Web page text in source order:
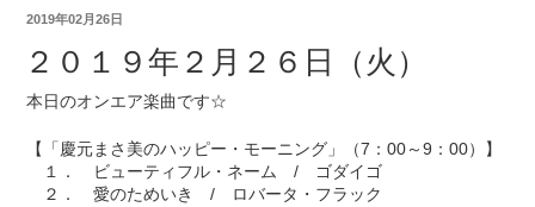
2019年02月26日
２０１９年２月２６日（火）
本日のオンエア楽曲です☆
【「慶元まさ美のハッピー・モーニング」（7：00～9：00）】
１． ビューティフル・ネーム / ゴダイゴ
２． 愛のためいき / ロバータ・フラック